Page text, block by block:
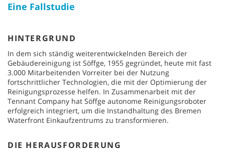
Eine Fallstudie
HINTERGRUND
In dem sich ständig weiterentwickelnden Bereich der
Gebäudereinigung ist Söffge, 1955 gegründet, heute mit fast
3.000 Mitarbeitenden Vorreiter bei der Nutzung
fortschrittlicher Technologien, die mit der Optimierung der
Reinigungsprozesse helfen. In Zusammenarbeit mit der
Tennant Company hat Söffge autonome Reinigungsroboter
erfolgreich integriert, um die Instandhaltung des Bremen
Waterfront Einkaufzentrums zu transformieren.
DIE HERAUSFORDERUNG